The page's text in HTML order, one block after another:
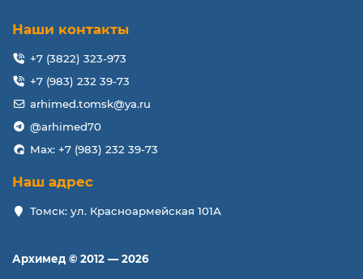
Наши контакты
+7 (3822) 323-973
+7 (983) 232 39-73
arhimed.tomsk@ya.ru
@arhimed70
Max: +7 (983) 232 39-73
Наш адрес
Томск: ул. Красноармейская 101А
Архимед © 2012 — 2026